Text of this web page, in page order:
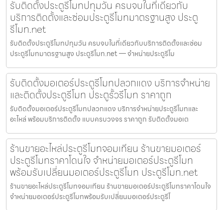
รับติดตั้งประตูรีโมทปทุมวัน ครบจบในที่เดียวกับ
บริการติดตั้งและซ่อมประตูรีโมทมาตรฐานสูง ประตู
รีโมท.net
รับติดตั้งประตูรีโมทปทุมวัน ครบจบในที่เดียวกับบริการติดตั้งและซ่อม
ประตูรีโมทมาตรฐานสูง ประตูรีโมท.net — จำหน่ายประตูรีโม
รับติดตั้งมอเตอร์ประตูรีโมทปลวกแดง บริการจำหน่าย
และติดตั้งประตูรีโมท ประตูรั้วรีโมท ราคาถูก
รับติดตั้งมอเตอร์ประตูรีโมทปลวกแดง บริการจำหน่ายประตูรีโมทและ
อะไหล่ พร้อมบริการติดตั้ง แบบครบวงจร ราคาถูก รับติดตั้งมอเต
ร้านขายอะไหล่ประตูรีโมทจอมเทียน ร้านขายมอเตอร์
ประตูรีโมทราคาโดนใจ จำหน่ายมอเตอร์ประตูรีโมท
พร้อมรับเปลี่ยนมอเตอร์ประตูรีโมท ประตูรีโมท.net
ร้านขายอะไหล่ประตูรีโมทจอมเทียน ร้านขายมอเตอร์ประตูรีโมทราคาโดนใจ
จำหน่ายมอเตอร์ประตูรีโมทพร้อมรับเปลี่ยนมอเตอร์ประตูรีโ